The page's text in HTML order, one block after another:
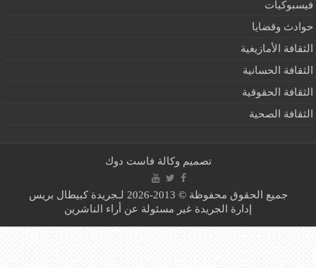
وقضايا
الأمازيغية
الحسانية
الحقوقية
الصحية
تصميموكالة فاست دوك
جميع الحقوق محفوظة © 2013-2026 لـجريدة كبيطال بريس
إدارة الجريدة غير مسئولة عن أراء الناشرين